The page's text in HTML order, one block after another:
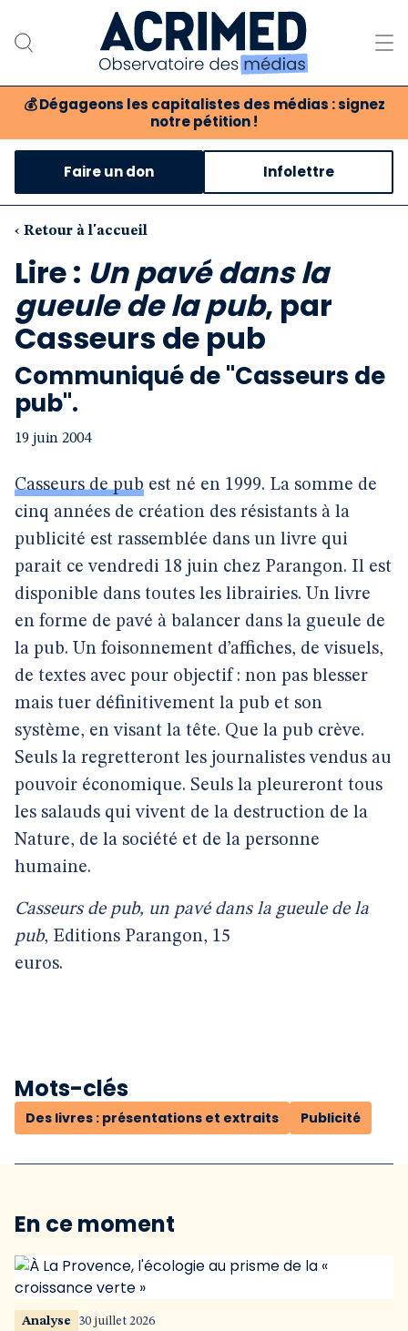
💰 Dégageons les capitalistes des médias : signez
notre pétition !
Notre association
Notre critique des médias
Nos propositions
Notre revue
Boutique
Faire un don Infolettre
‹ Retour à l'accueil
Lire : Un pavé dans la
gueule de la pub, par
Casseurs de pub
Communiqué de "Casseurs de
pub".
19 juin 2004
Casseurs de pub est né en 1999. La somme de
cinq années de création des résistants à la
publicité est rassemblée dans un livre qui
parait ce vendredi 18 juin chez Parangon. Il est
disponible dans toutes les librairies. Un livre
en forme de pavé à balancer dans la gueule de
la pub. Un foisonnement d’affiches, de visuels,
de textes avec pour objectif : non pas blesser
mais tuer définitivement la pub et son
système, en visant la tête. Que la pub crève.
Seuls la regretteront les journalistes vendus au
pouvoir économique. Seuls la pleureront tous
les salauds qui vivent de la destruction de la
Nature, de la société et de la personne
humaine.
Casseurs de pub, un pavé dans la gueule de la
pub, Editions Parangon, 15
euros.
Mots-clés
Des livres : présentations et extraits Publicité
En ce moment
Analyse 30 juillet 2026